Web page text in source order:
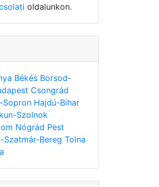
oldalunkon.
Békés Borsod-
Csongrád
Sopron Hajdú-Bihar
Szolnok
Nógrád Pest
Szatmár-Bereg Tolna